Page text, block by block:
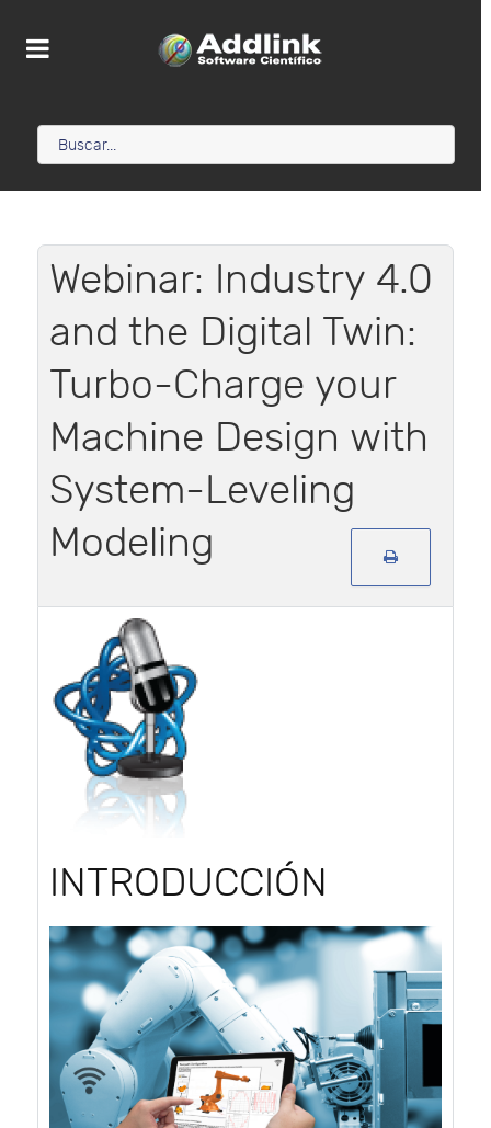
Webinar: Industry 4.0
and the Digital Twin:
Turbo-Charge your
Machine Design with
System-Leveling
Modeling
INTRODUCCIÓN